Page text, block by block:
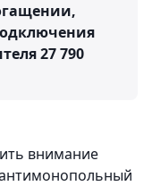
27 790
внимание